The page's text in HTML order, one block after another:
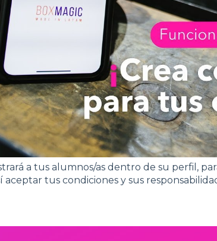
a tus alumnos/as dentro de su perfil,
aceptar tus condiciones y sus